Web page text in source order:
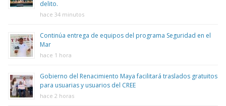
delito.
hace 34 minutos
Continúa entrega de equipos del programa Seguridad en el
Mar
hace 1 hora
Gobierno del Renacimiento Maya facilitará traslados gratuitos
para usuarias y usuarios del CREE
hace 2 horas